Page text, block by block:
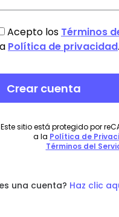
una cuenta? Haz clic